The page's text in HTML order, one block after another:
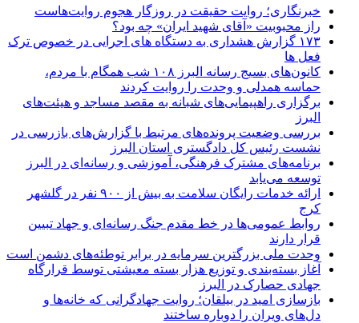
خبرنگاری؛ روایت حقیقت در روزگار هجوم روایت‌هاست
راز محبوبیت «آقای شهید ایران» چه بود؟
۱۷۳ گزارش هشداری به دستگاه های اجرایی در خصوص ترک
فعل ها
کانون‌های بسیج رسانه البرز ۱۰۸ شب همگام با مردم،
حماسه همدلی و وحدت را روایت کردند
برگزاری راهپیمایی‌های شبانه به مقصد مساجد و هیئت‌های
البرز
بررسی وضعیت پرونده‌های مرتبط با گزارش‌های بازرسی در
نشست رئیس کل دادگستری استان البرز
برنامه‌های مشترک فرهنگی، آموزشی و رسانه‌ای در البرز
توسعه می‌یابد
ارائه خدمات رایگان سلامت به بیش از ۹۰۰ نفر در گلشهر
کرج
روابط عمومی‌ها در خط مقدم جنگ رسانه‌ای و جهاد تبیین
قرار دارند
وحدت ملی بزرگترین سرمایه در برابر توطئه‌های دشمن است
آغاز بسته‌بندی و توزیع هزار بسته معیشتی توسط قرارگاه
جهادی حصارک در البرز
بازسازی امید در بیلقان؛ روایت جهادگرانی که خانه‌ها و
دل‌های ویران را دوباره ساختند